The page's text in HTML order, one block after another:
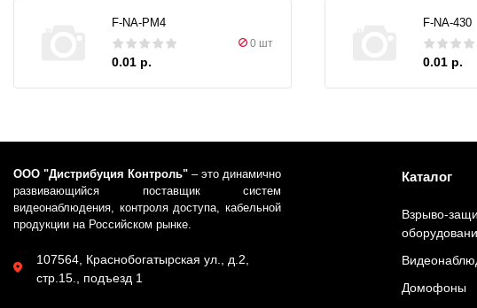
F-NA-PM4
0 шт
0.01 р.
F-NA-430
0.01 р.
ООО "Дистрибуция Контроль" – это динамично
развивающийся поставщик систем
видеонаблюдения, контроля доступа, кабельной
продукции на Российском рынке.
107564, Краснобогатырская ул., д.2,
стр.15., подъезд 1
Каталог
Взрыво-
Домофоны